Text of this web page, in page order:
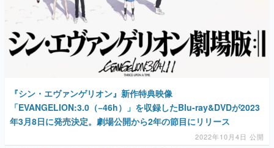
『シン・エヴァンゲリオン』新作特典映像
「EVANGELION:3.0（−46h）」を収録したBlu-ray&DVDが2023
年3月8日に発売決定。劇場公開から2年の節目にリリース
2022年10月4日 公開